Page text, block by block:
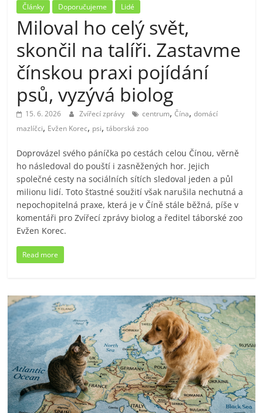
Články Doporučujeme Lidé
Miloval ho celý svět,
skončil na talíři. Zastavme
čínskou praxi pojídání
psů, vyzývá biolog
15. 6. 2026 Zvířecí zprávy centrum,Čína,domácí
mazlíčci, Evžen Korec, psi,táborská zoo
Doprovázel svého páníčka po cestách celou Čínou, věrně
ho následoval do pouští i zasněžených hor. Jejich
společné cesty na sociálních sítích sledoval jeden a půl
milionu lidí. Toto šťastné soužití však narušila nechutná a
nepochopitelná praxe, která je v Číně stále běžná, píše v
komentáři pro Zvířecí zprávy biolog a ředitel táborské zoo
Evžen Korec.
Read more